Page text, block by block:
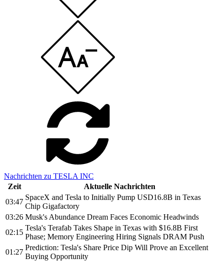
Nachrichten zu TESLA INC
Zeit
Aktuelle Nachrichten
03:47
SpaceX and Tesla to Initially Pump USD16.8B in Texas
Chip Gigafactory
03:26 Musk's Abundance Dream Faces Economic Headwinds
02:15
Tesla's Terafab Takes Shape in Texas with $16.8B First
Phase; Memory Engineering Hiring Signals DRAM Push
01:27
Prediction: Tesla's Share Price Dip Will Prove an Excellent
Buying Opportunity